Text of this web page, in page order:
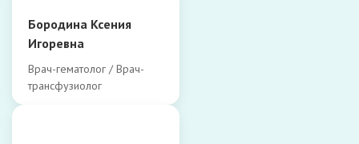
Бородина Ксения
Игоревна
Врач-гематолог / Врач-
трансфузиолог